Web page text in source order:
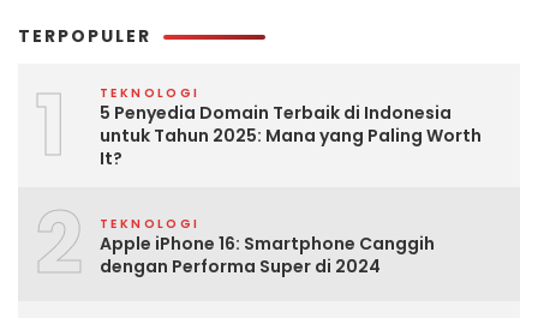
TERPOPULER
1 TEKNOLOGI
5 Penyedia Domain Terbaik di Indonesia
untuk Tahun 2025: Mana yang Paling Worth
It?
2 TEKNOLOGI
Apple iPhone 16: Smartphone Canggih
dengan Performa Super di 2024